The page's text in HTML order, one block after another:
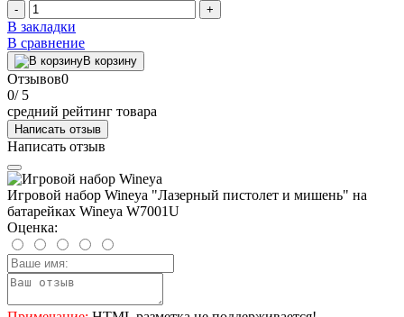
- +
В закладки
В сравнение
В корзину
Отзывов0
0/ 5
средний рейтинг товара
Написать отзыв
Написать отзыв
Игровой набор Wineya "Лазерный пистолет и мишень" на
батарейках Wineya W7001U
Оценка: